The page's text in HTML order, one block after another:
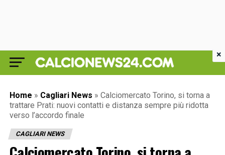
Home » Cagliari News » Calciomercato Torino, si torna a
trattare Prati: nuovi contatti e distanza sempre più ridotta
verso l’accordo finale
CAGLIARI NEWS
×